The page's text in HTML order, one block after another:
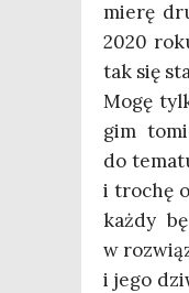
mie­rę
2020
tak się
Mogę
gim
do
i tro­chę
każ­dy
w
i jego